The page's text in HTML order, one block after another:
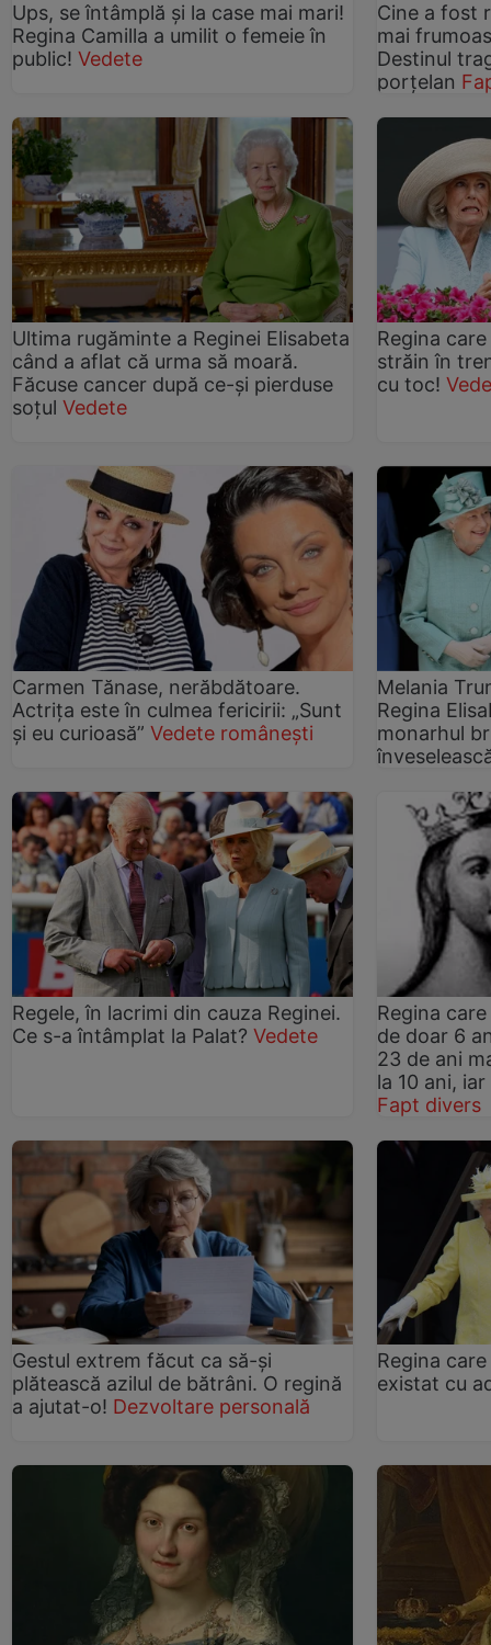
Ups, se întâmplă și la case mai mari!
Regina Camilla a umilit o femeie în
public! Vedete
Cine a fost
mai
Destinul
porțelan
Ultima rugăminte a Reginei Elisabeta
când a aflat că urma să moară.
Făcuse cancer după ce-și pierduse
soțul Vedete
Regina
străin în
cu toc!
Carmen Tănase, nerăbdătoare.
Actrița este în culmea fericirii: „Sunt
și eu curioasă” Vedete românești
Melania
Regina
monarhul
Regele, în lacrimi din cauza Reginei.
Ce s-a întâmplat la Palat? Vedete
Regina
de doar 6
23 de ani
la 10 ani,
Fapt divers
Gestul extrem făcut ca să-și
plătească azilul de bătrâni. O regină
a ajutat-o! Dezvoltare personală
Regina
existat cu